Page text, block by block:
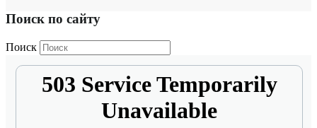
Поиск по сайту
Поиск